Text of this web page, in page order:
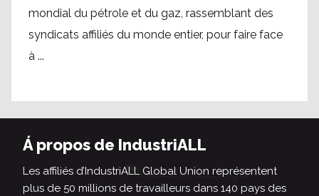
mondial du pétrole et du gaz, rassemblant des
syndicats affiliés du monde entier, pour faire face
à ...
Á propos de IndustriALL
Les affiliés d’IndustriALL Global Union représentent
plus de 50 millions de travailleurs dans 140 pays des